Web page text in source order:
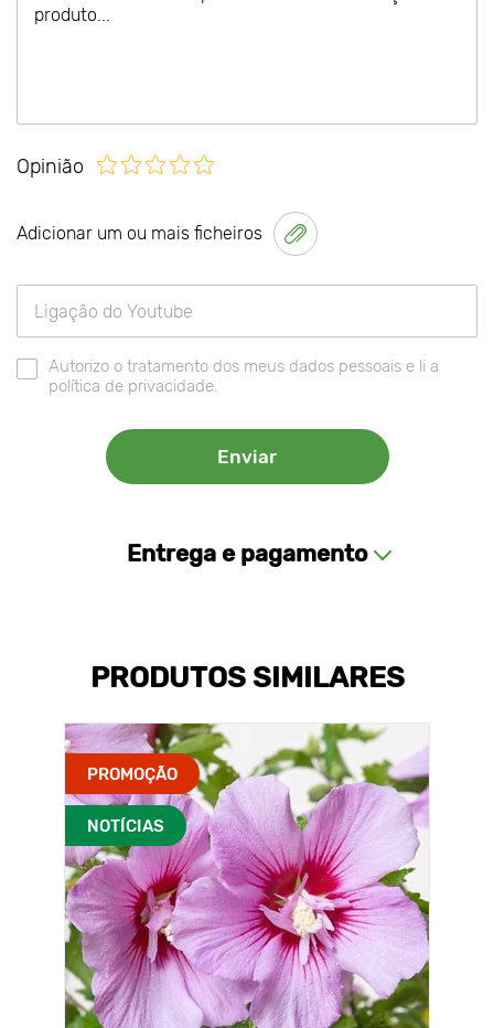
Opinião
Adicionar um ou mais ficheiros
Autorizo o tratamento dos meus dados pessoais e li a
política de privacidade.
Entrega e pagamento
PRODUTOS SIMILARES
PROMOÇÃO
NOTÍCIAS